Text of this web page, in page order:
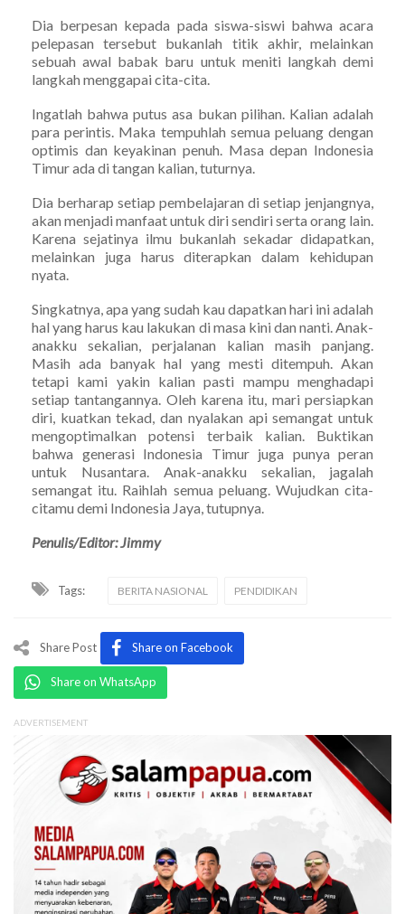
Dia berpesan kepada pada siswa-siswi bahwa acara
pelepasan tersebut bukanlah titik akhir, melainkan
sebuah awal babak baru untuk meniti langkah demi
langkah menggapai cita-cita.
Ingatlah bahwa putus asa bukan pilihan. Kalian adalah
para perintis. Maka tempuhlah semua peluang dengan
optimis dan keyakinan penuh. Masa depan Indonesia
Timur ada di tangan kalian, tuturnya.
Dia berharap setiap pembelajaran di setiap jenjangnya,
akan menjadi manfaat untuk diri sendiri serta orang lain.
Karena sejatinya ilmu bukanlah sekadar didapatkan,
melainkan juga harus diterapkan dalam kehidupan
nyata.
Singkatnya, apa yang sudah kau dapatkan hari ini adalah
hal yang harus kau lakukan di masa kini dan nanti. Anak-
anakku sekalian, perjalanan kalian masih panjang.
Masih ada banyak hal yang mesti ditempuh. Akan
tetapi kami yakin kalian pasti mampu menghadapi
setiap tantangannya. Oleh karena itu, mari persiapkan
diri, kuatkan tekad, dan nyalakan api semangat untuk
mengoptimalkan potensi terbaik kalian. Buktikan
bahwa generasi Indonesia Timur juga punya peran
untuk Nusantara. Anak-anakku sekalian, jagalah
semangat itu. Raihlah semua peluang. Wujudkan cita-
citamu demi Indonesia Jaya, tutupnya.
Penulis/Editor: Jimmy
Tags: BERITA NASIONAL PENDIDIKAN
Share Post Share on Facebook
Share on WhatsApp
ADVERTISEMENT